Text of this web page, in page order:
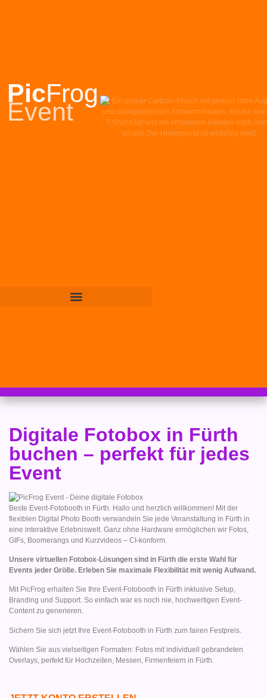
PicFrog
Event
Digitale Fotobox in Fürth
buchen – perfekt für jedes
Event
Beste Event-Fotobooth in Fürth. Hallo und herzlich willkommen! Mit der
flexiblen Digital Photo Booth verwandeln Sie jede Veranstaltung in Fürth in
eine interaktive Erlebniswelt. Ganz ohne Hardware ermöglichen wir Fotos,
GIFs, Boomerangs und Kurzvideos – CI-konform.
Unsere virtuellen Fotobox-Lösungen sind in Fürth die erste Wahl für
Events jeder Größe. Erleben Sie maximale Flexibilität mit wenig Aufwand.
Mit PicFrog erhalten Sie Ihre Event-Fotobooth in Fürth inklusive Setup,
Branding und Support. So einfach war es noch nie, hochwertigen Event-
Content zu generieren.
Sichern Sie sich jetzt Ihre Event-Fotobooth in Fürth zum fairen Festpreis.
Wählen Sie aus vielseitigen Formaten: Fotos mit individuell gebrandeten
Overlays, perfekt für Hochzeiten, Messen, Firmenfeiern in Fürth.